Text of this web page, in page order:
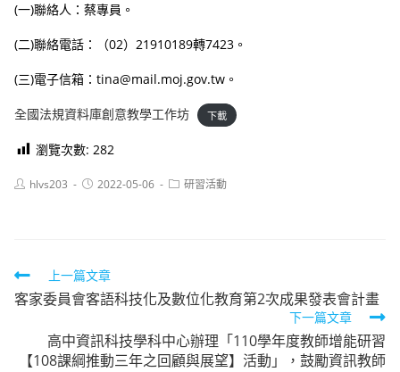
(一)聯絡人：蔡專員。
(二)聯絡電話：（02）21910189轉7423。
(三)電子信箱：tina@mail.moj.gov.tw。
全國法規資料庫創意教學工作坊 下載
瀏覽次數: 282
Posthlvs203
Post2022-05-06
Post研習活動
Read
more
articles
上一篇文章
客家委員會客語科技化及數位化教育第2次成果發表會計畫
下一篇文章
高中資訊科技學科中心辦理「110學年度教師增能研習
【108課綱推動三年之回顧與展望】活動」，鼓勵資訊教師